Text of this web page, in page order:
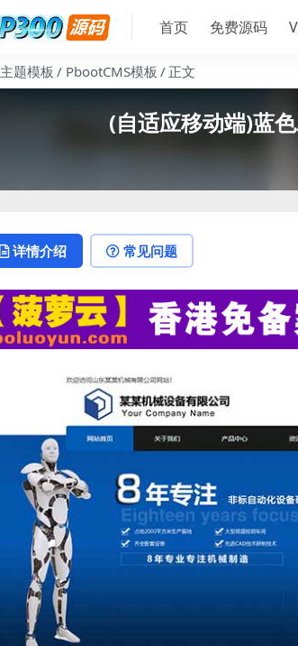
首页 免费源码
主题模板 PbootCMS模板 正文
(自适应移动端)蓝
详情介绍 常见问题